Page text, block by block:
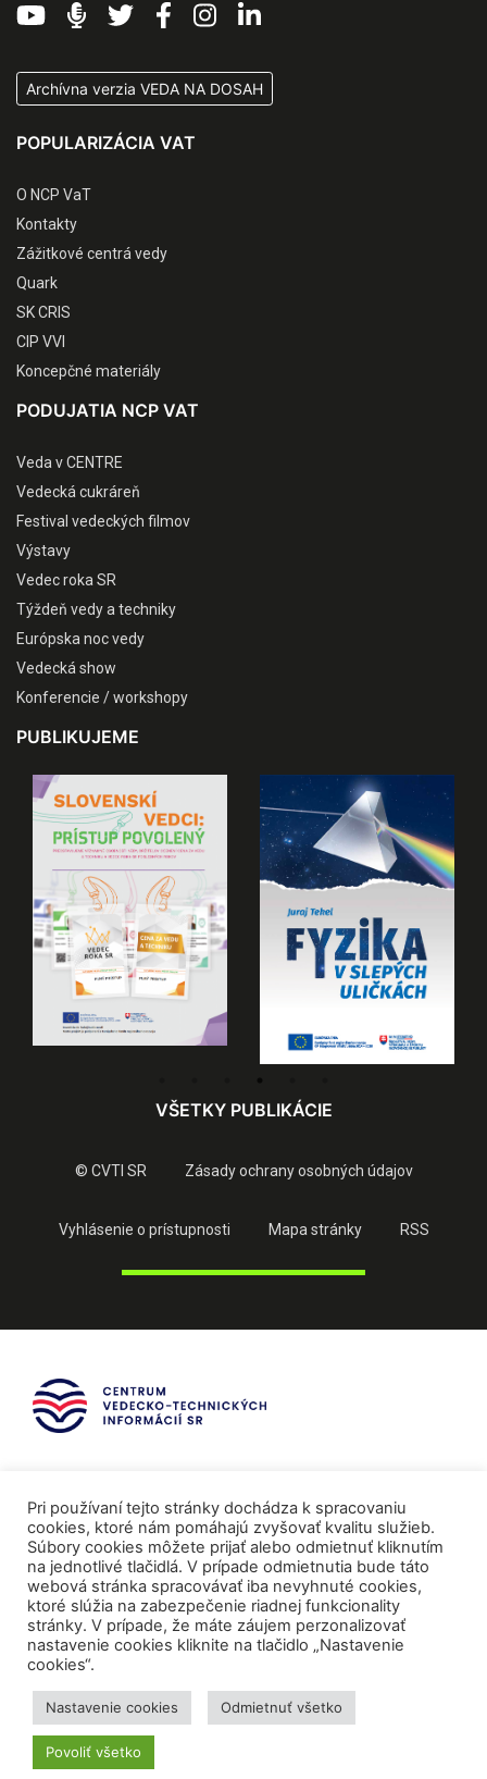
Archívna verzia VEDA NA DOSAH
POPULARIZÁCIA VAT
O NCP VaT
Kontakty
Zážitkové centrá vedy
Quark
SK CRIS
CIP VVI
Koncepčné materiály
PODUJATIA NCP VAT
Veda v CENTRE
Vedecká cukráreň
Festival vedeckých filmov
Výstavy
Vedec roka SR
Týždeň vedy a techniky
Európska noc vedy
Vedecká show
Konferencie / workshopy
PUBLIKUJEME
VŠETKY PUBLIKÁCIE
© CVTI SR Zásady ochrany osobných údajov
Vyhlásenie o prístupnosti Mapa stránky RSS
Mediálni partneri
Pri používaní tejto stránky dochádza k spracovaniu
cookies, ktoré nám pomáhajú zvyšovať kvalitu služieb.
Súbory cookies môžete prijať alebo odmietnuť kliknutím
na jednotlivé tlačidlá. V prípade odmietnutia bude táto
webová stránka spracovávať iba nevyhnuté cookies,
ktoré slúžia na zabezpečenie riadnej funkcionality
stránky. V prípade, že máte záujem perzonalizovať
nastavenie cookies kliknite na tlačidlo „Nastavenie
cookies“.
Nastavenie cookies Odmietnuť všetko
Povoliť všetko